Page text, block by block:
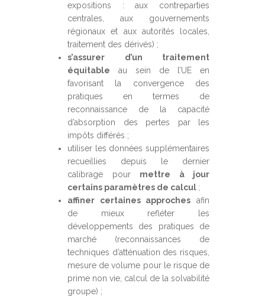
expositions : aux contreparties
centrales, aux gouvernements
régionaux et aux autorités locales,
traitement des dérivés) ;
s’assurer d’un traitement
équitable au sein de l’UE en
favorisant la convergence des
pratiques en termes de
reconnaissance de la capacité
d’absorption des pertes par les
impôts différés ;
utiliser les données supplémentaires
recueillies depuis le dernier
calibrage pour mettre à jour
certains paramètres de calcul ;
affiner certaines approches afin
de mieux refléter les
développements des pratiques de
marché (reconnaissances de
techniques d’atténuation des risques,
mesure de volume pour le risque de
prime non vie, calcul de la solvabilité
groupe) ;